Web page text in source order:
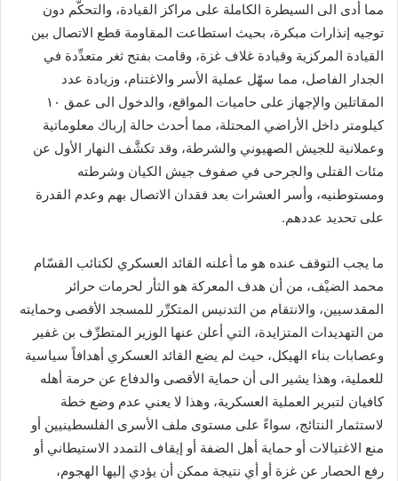
مما أدى الى السيطرة الكاملة على مراكز القيادة، والتحكُّم دون
توجيه إنذارات مبكرة، بحيث استطاعت المقاومة قطع الاتصال بين
القيادة المركزية وقيادة غلاف غزة، وقامت بفتح ثغر متعدِّدة في
الجدار الفاصل، مما سهّل عملية الأسر والاغتنام، وزيادة عدد
المقاتلين والإجهاز على حاميات المواقع، والدخول الى عمق ١٠
كيلومتر داخل الأراضي المحتلة، مما أحدث حالة إرباك معلوماتية
وعملانية للجيش الصهيوني والشرطة، وقد تكشَّف النهار الأول عن
مئات القتلى والجرحى في صفوف جيش الكيان وشرطته
ومستوطنيه، وأسر العشرات بعد فقدان الاتصال بهم وعدم القدرة
على تحديد عددهم.
ما يجب التوقف عنده هو ما أعلنه القائد العسكري لكتائب القسّام
محمد الضيْف، من أن هدف المعركة هو الثأر لحرمات حرائر
المقدسيين، والانتقام من التدنيس المتكرِّر للمسجد الأقصى وحمايته
من التهديدات المتزايدة، التي أعلن عنها الوزير المتطرِّف بن غفير
وعصابات بناء الهيكل، حيث لم يضع القائد العسكري أهدافاً سياسية
للعملية، وهذا يشير الى أن حماية الأقصى والدفاع عن حرمة أهله
كافيان لتبرير العملية العسكرية، وهذا لا يعني عدم وضع خطة
لاستثمار النتائج، سواءً على مستوى ملف الأسرى الفلسطينيين أو
منع الاغتيالات أو حماية أهل الضفة أو إيقاف التمدد الاستيطاني أو
رفع الحصار عن غزة أو أي نتيجة ممكن أن يؤدي إليها الهجوم،